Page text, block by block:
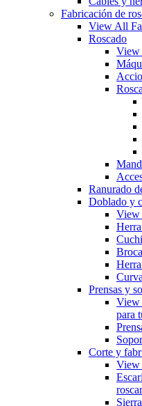
Fabricación de
View All
Roscado
View
Ranurado
Doblado y
View
Prensas y
View
para
Corte y
View
roscar